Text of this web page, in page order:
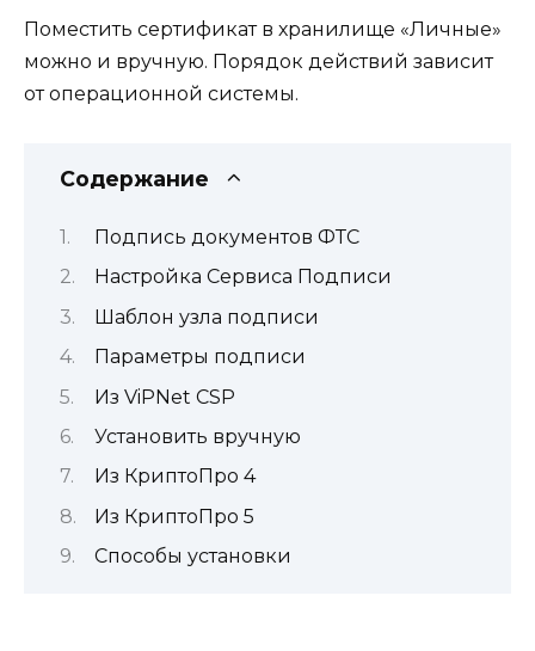
Поместить сертификат в хранилище «Личные»
можно и вручную. Порядок действий зависит
от операционной системы.
Содержание
Подпись документов ФТС
Настройка Сервиса Подписи
Шаблон узла подписи
Параметры подписи
Из ViPNet CSP
Установить вручную
Из КриптоПро 4
Из КриптоПро 5
Способы установки